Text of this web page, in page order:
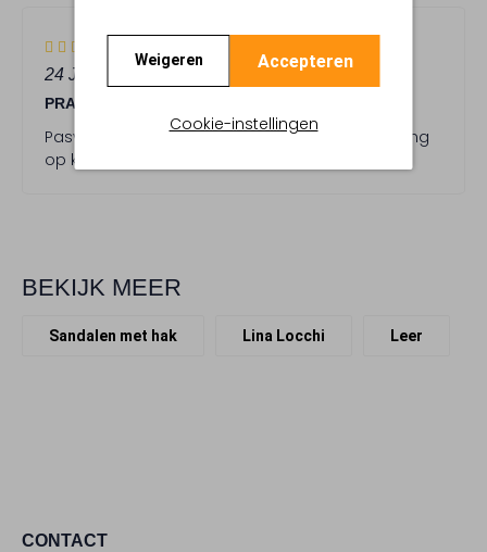
Weigeren Accepteren
Cookie-instellingen
5
S
t
e
r
r
24 JUNI 2025
DOOR T.S.
PRACHTIGE SANDAAL
Pasvorm is perfect, dit is een schoen waar je lang
op kan lopen. Staat mooi en loopt perfect
BEKIJK MEER
Sandalen met hak Lina Locchi Leer
CONTACT